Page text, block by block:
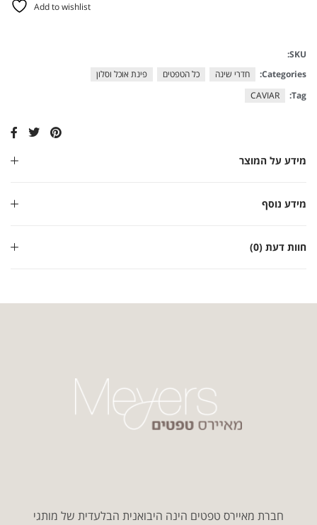
Add to wishlist
מידע על המוצר
מידע נוסף
חוות דעת (0)
SKU:
Categories:
חדרי שינה כל הטפטים
פינת אוכל וסלון
Tag:
CAVIAR
חברת מאיירס טפטים הינה היבואנית הבלעדית של מותגי